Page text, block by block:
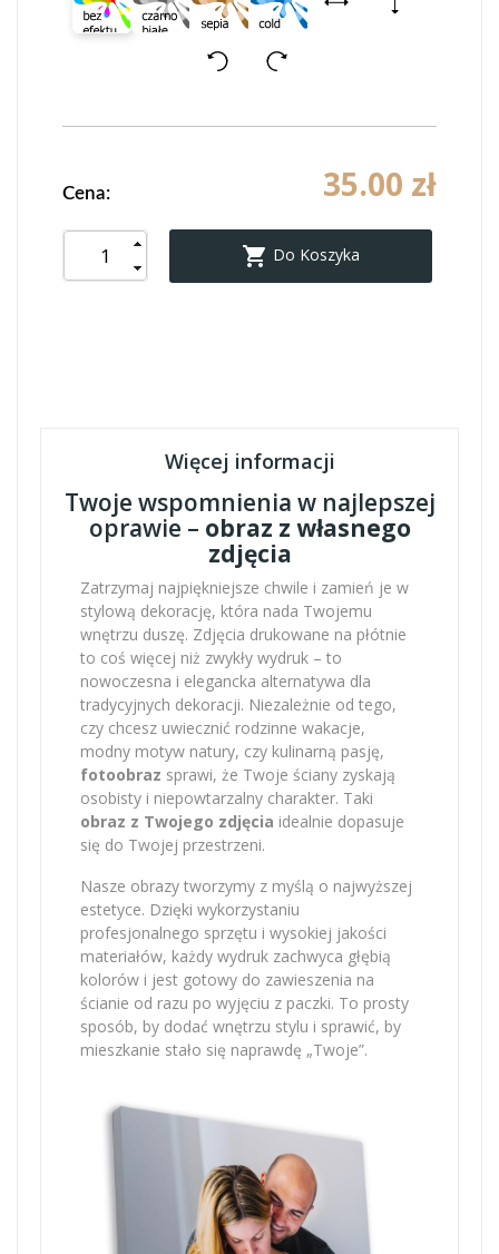
Cena: 35.00 zł
 Do Koszyka
Więcej informacji
Twoje wspomnienia w najlepszej
oprawie – obraz z własnego
zdjęcia
Zatrzymaj najpiękniejsze chwile i zamień je w
stylową dekorację, która nada Twojemu
wnętrzu duszę. Zdjęcia drukowane na płótnie
to coś więcej niż zwykły wydruk – to
nowoczesna i elegancka alternatywa dla
tradycyjnych dekoracji. Niezależnie od tego,
czy chcesz uwiecznić rodzinne wakacje,
modny motyw natury, czy kulinarną pasję,
fotoobraz sprawi, że Twoje ściany zyskają
osobisty i niepowtarzalny charakter. Taki
obraz z Twojego zdjęcia idealnie dopasuje
się do Twojej przestrzeni.
Nasze obrazy tworzymy z myślą o najwyższej
estetyce. Dzięki wykorzystaniu
profesjonalnego sprzętu i wysokiej jakości
materiałów, każdy wydruk zachwyca głębią
kolorów i jest gotowy do zawieszenia na
ścianie od razu po wyjęciu z paczki. To prosty
sposób, by dodać wnętrzu stylu i sprawić, by
mieszkanie stało się naprawdę „Twoje”.